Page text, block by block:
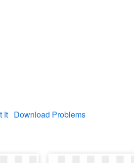
It Download Problems